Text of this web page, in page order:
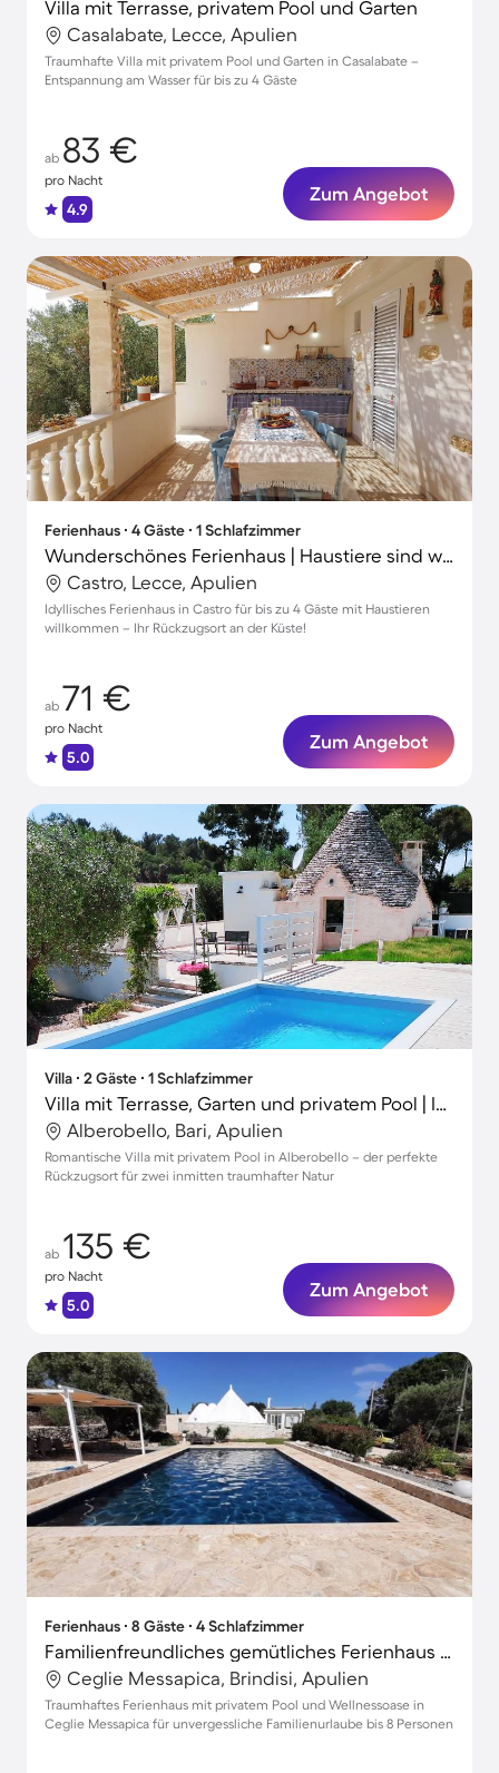
Villa mit Terrasse, privatem Pool und Garten
Casalabate, Lecce, Apulien
Traumhafte Villa mit privatem Pool und Garten in Casalabate –
Entspannung am Wasser für bis zu 4 Gäste
ab 83 €
pro Nacht
4.9
Zum Angebot
Ferienhaus ∙ 4 Gäste ∙ 1 Schlafzimmer
Wunderschönes Ferienhaus | Haustiere sind willkommen
Castro, Lecce, Apulien
Idyllisches Ferienhaus in Castro für bis zu 4 Gäste mit Haustieren
willkommen – Ihr Rückzugsort an der Küste!
ab 71 €
pro Nacht
5.0
Zum Angebot
Villa ∙ 2 Gäste ∙ 1 Schlafzimmer
Villa mit Terrasse, Garten und privatem Pool | Ideal für Homeoffice
Alberobello, Bari, Apulien
Romantische Villa mit privatem Pool in Alberobello – der perfekte
Rückzugsort für zwei inmitten traumhafter Natur
ab 135 €
pro Nacht
5.0
Zum Angebot
Ferienhaus ∙ 8 Gäste ∙ 4 Schlafzimmer
Familienfreundliches gemütliches Ferienhaus mit Garten, Grill und privatem Pool
Ceglie Messapica, Brindisi, Apulien
Traumhaftes Ferienhaus mit privatem Pool und Wellnessoase in
Ceglie Messapica für unvergessliche Familienurlaube bis 8 Personen